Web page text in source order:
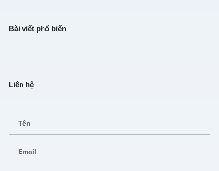
Bài viết phổ biến
Liên hệ